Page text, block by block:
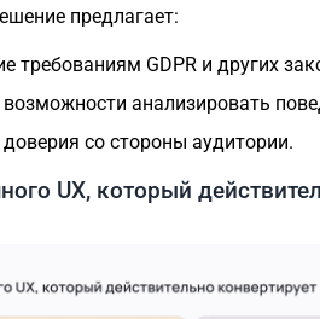
предлагает:
требованиям GDPR и других
анализировать
со стороны аудитории.
UX, который